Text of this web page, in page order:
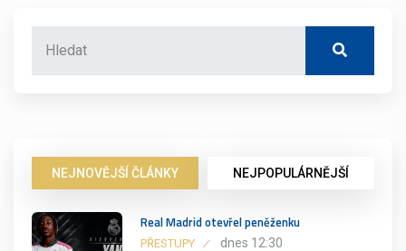
NEJNOVĚJŠÍ ČLÁNKY NEJPOPULÁRNĚJŠÍ
Real Madrid otevřel peněženku
PŘESTUPY dnes 12:30